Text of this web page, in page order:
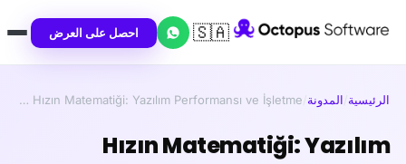
🇸🇦 احصل على العرض
الرئيسية/المدونة/
Hızın Matematiği: Yazılım Performansı ve İşletme …
Hızın Matematiği: Yazılım